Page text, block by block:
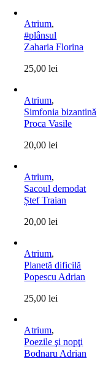
Atrium,
#plânsul
Zaharia Florina
25,00lei
Atrium,
Simfonia bizantină
Proca Vasile
20,00lei
Atrium,
Sacoul demodat
Ștef Traian
20,00lei
Atrium,
Planetă dificilă
Popescu Adrian
25,00lei
Atrium,
Poezile şi nopţi
Bodnaru Adrian